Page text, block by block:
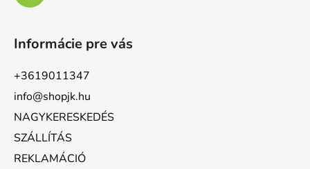
Informácie pre vás
+3619011347
info@shopjk.hu
NAGYKERESKEDÉS
SZÁLLÍTÁS
REKLAMÁCIÓ